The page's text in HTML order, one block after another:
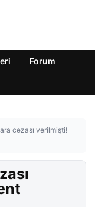
Forum
cezası verilmişti!